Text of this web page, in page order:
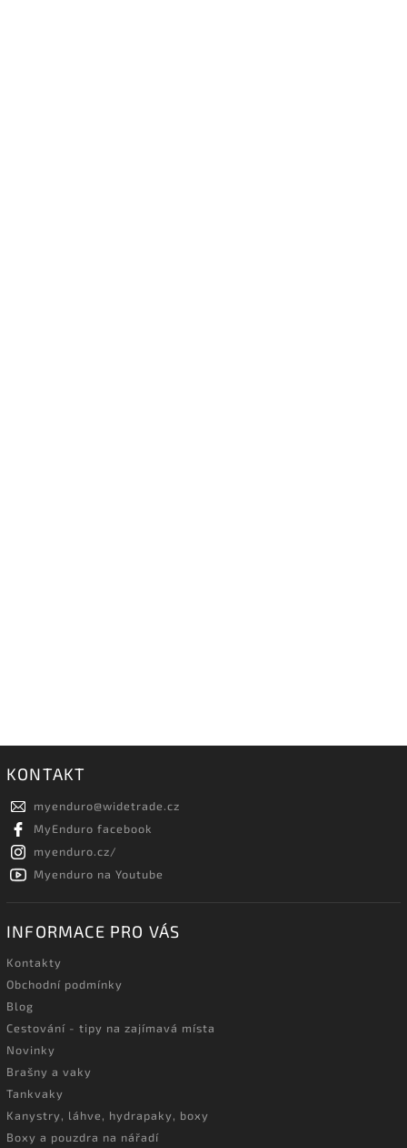
KONTAKT
myenduro@widetrade.cz
MyEnduro facebook
myenduro.cz/
Myenduro na Youtube
INFORMACE PRO VÁS
Kontakty
Obchodní podmínky
Blog
Cestování - tipy na zajímavá místa
Novinky
Brašny a vaky
Tankvaky
Kanystry, láhve, hydrapaky, boxy
Boxy a pouzdra na nářadí